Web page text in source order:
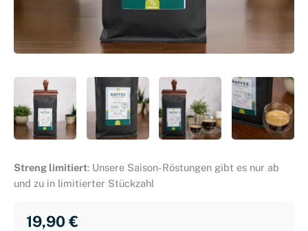
19,90 €
Streng limitiert: Unsere Saison-Röstungen gibt es nur ab
und zu in limitierter Stückzahl